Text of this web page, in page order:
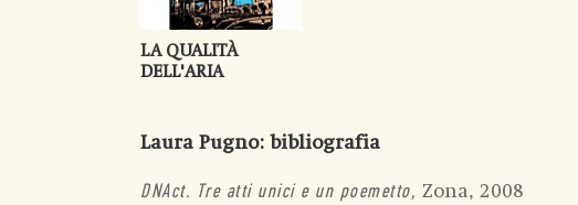
LA QUALITÀ
DELL'ARIA
Laura Pugno: bibliografia
DNAct. Tre atti unici e un poemetto, Zona, 2008